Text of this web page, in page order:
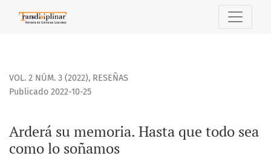
Arderá su memoria. Hasta que todo sea como lo soñamos
VOL. 2 NÚM. 3 (2022), RESEÑAS
Arderá su memoria. Hasta que todo sea
como lo soñamos
Publicado 2022-10-25